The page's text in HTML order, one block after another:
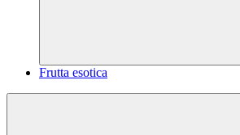
Frutta esotica